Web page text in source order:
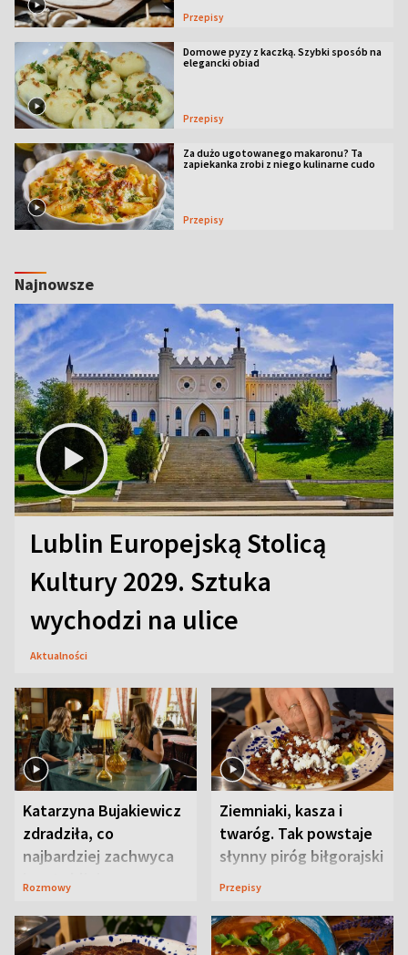
Przepisy
Domowe pyzy z kaczką. Szybki sposób na
elegancki obiad
Przepisy
Za dużo ugotowanego makaronu? Ta
zapiekanka zrobi z niego kulinarne cudo
Przepisy
Najnowsze
Lublin Europejską Stolicą
Kultury 2029. Sztuka
wychodzi na ulice
Aktualności
Katarzyna Bujakiewicz
zdradziła, co
najbardziej zachwyca
ją w Lublinie
Rozmowy
Ziemniaki, kasza i
twaróg. Tak powstaje
słynny piróg biłgorajski
Przepisy